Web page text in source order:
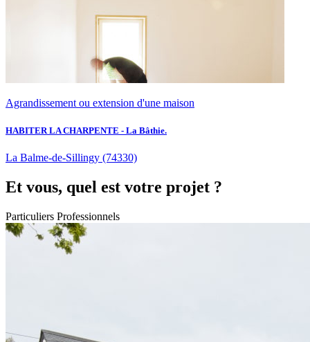
Agrandissement ou extension d'une maison
HABITER LA CHARPENTE - La Bâthie.
La Balme-de-Sillingy (74330)
Et vous, quel est votre projet ?
Particuliers Professionnels